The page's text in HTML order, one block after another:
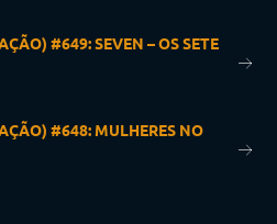
#649: SEVEN – OS SETE
#648: MULHERES NO